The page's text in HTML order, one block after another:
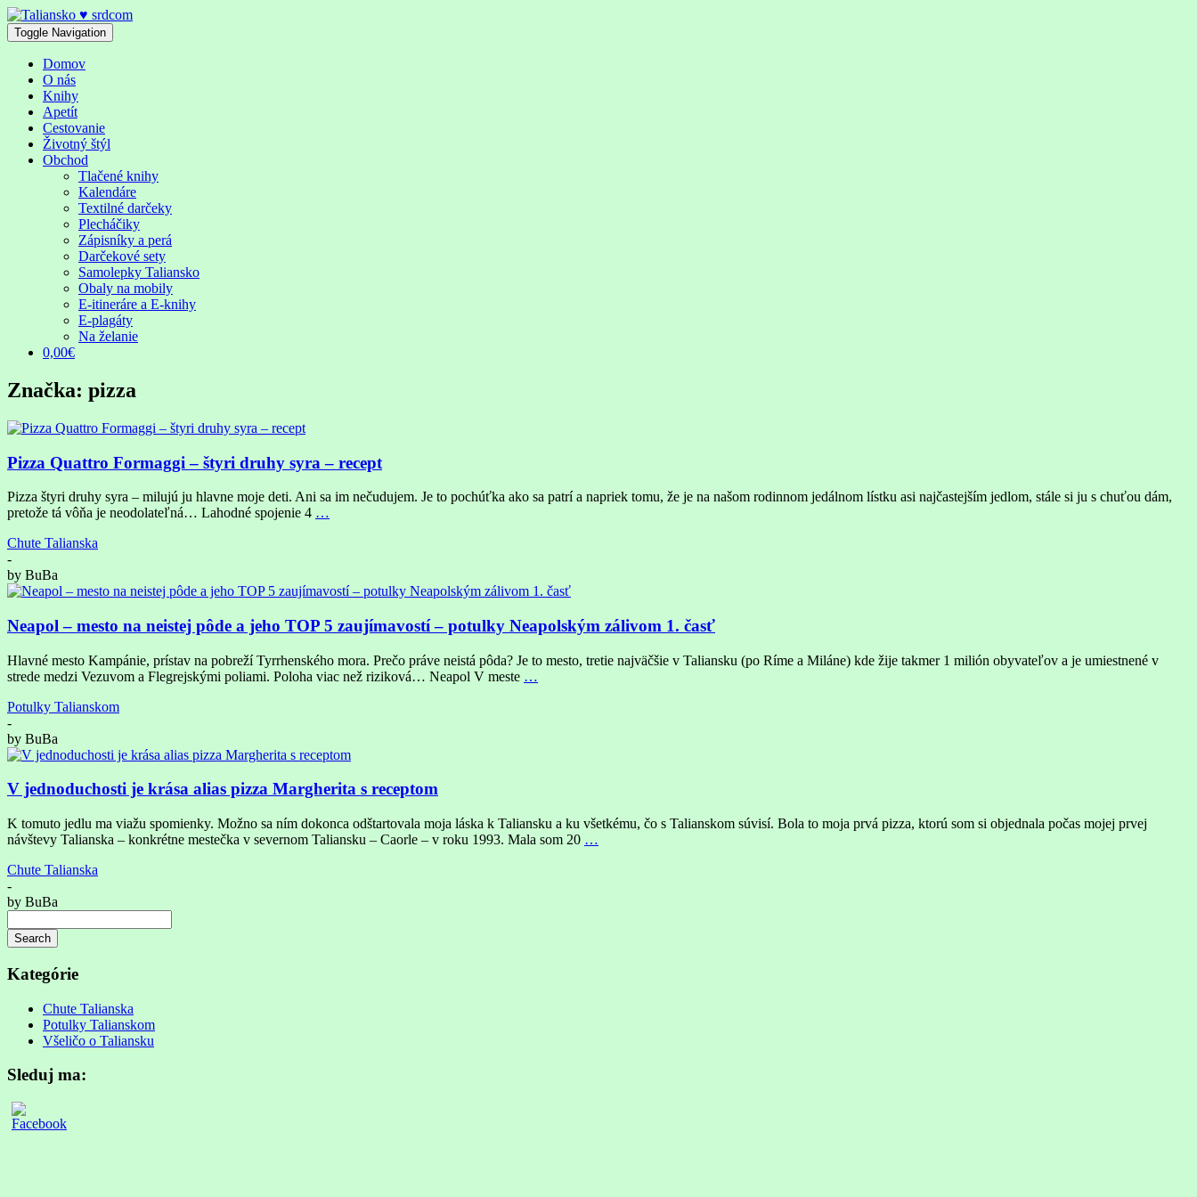
Skip
to
content
Toggle Navigation
Domov
O nás
Knihy
Apetít
Cestovanie
Životný štýl
Obchod
Tlačené knihy
Kalendáre
Textilné darčeky
Plecháčiky
Zápisníky a perá
Darčekové sety
Samolepky Taliansko
Obaly na mobily
E-itineráre a E-knihy
E-plagáty
Na želanie
0,00€
Značka: pizza
Pizza Quattro Formaggi – štyri druhy syra – recept
Pizza štyri druhy syra – milujú ju hlavne moje deti. Ani sa im nečudujem. Je to pochúťka ako sa patrí a napriek tomu, že je na našom rodinnom jedálnom lístku asi najčastejším jedlom, stále si ju s chuťou dám,
pretože tá vôňa je neodolateľná… Lahodné spojenie 4 …
Chute Talianska
-
by BuBa
Neapol – mesto na neistej pôde a jeho TOP 5 zaujímavostí – potulky Neapolským zálivom 1. časť
Hlavné mesto Kampánie, prístav na pobreží Tyrrhenského mora. Prečo práve neistá pôda? Je to mesto, tretie najväčšie v Taliansku (po Ríme a Miláne) kde žije takmer 1 milión obyvateľov a je umiestnené v
strede medzi Vezuvom a Flegrejskými poliami. Poloha viac než riziková… Neapol V meste …
Potulky Talianskom
-
by BuBa
V jednoduchosti je krása alias pizza Margherita s receptom
K tomuto jedlu ma viažu spomienky. Možno sa ním dokonca odštartovala moja láska k Taliansku a ku všetkému, čo s Talianskom súvisí. Bola to moja prvá pizza, ktorú som si objednala počas mojej prvej
návštevy Talianska – konkrétne mestečka v severnom Taliansku – Caorle – v roku 1993. Mala som 20 …
Chute Talianska
-
by BuBa
Search
is
progress
Kategórie
Chute Talianska
Potulky Talianskom
Všeličo o Taliansku
Sleduj ma: